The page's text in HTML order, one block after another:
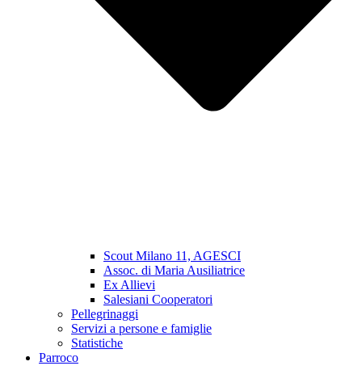
Scout Milano 11, AGESCI
Assoc. di Maria Ausiliatrice
Ex Allievi
Salesiani Cooperatori
Pellegrinaggi
Servizi a persone e famiglie
Statistiche
Parroco